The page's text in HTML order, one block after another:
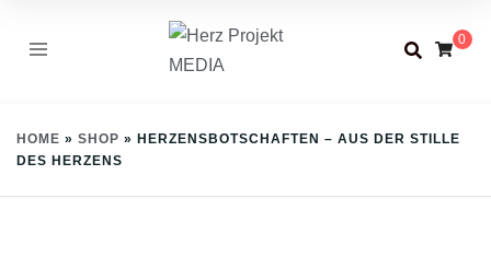
0
HOME » SHOP » HERZENSBOTSCHAFTEN – AUS DER STILLE
DES HERZENS